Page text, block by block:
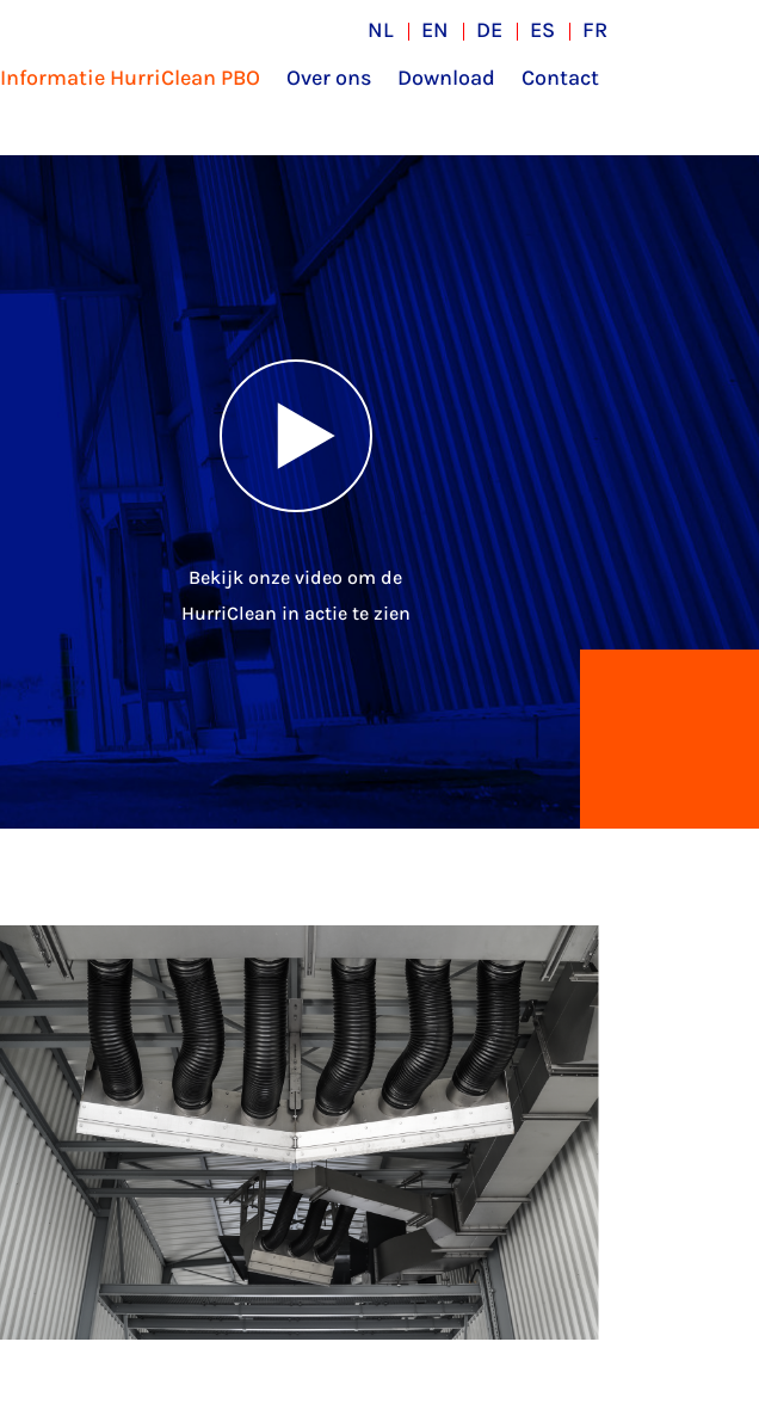
NL EN DE ES
FR
Informatie HurriClean PBO Over ons Download Contact
Versturen
Bekijk onze video om de
HurriClean in actie te zien